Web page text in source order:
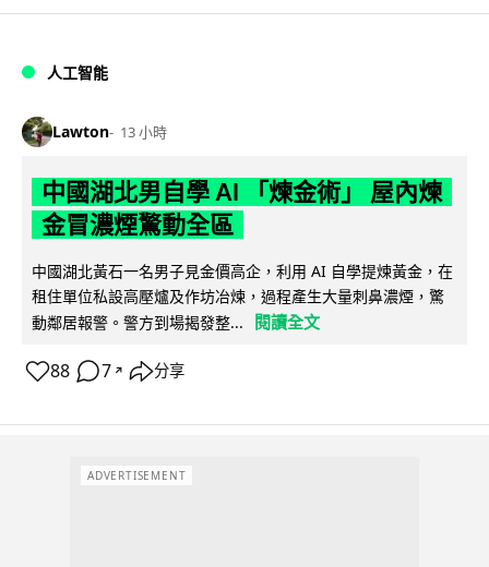
人工智能
Lawton 13 小時
中國湖北男自學 AI 「煉金術」 屋內煉
金冒濃煙驚動全區
中國湖北黃石一名男子見金價高企，利用 AI 自學提煉黃金，在
租住單位私設高壓爐及作坊冶煉，過程產生大量刺鼻濃煙，驚
動鄰居報警。警方到場揭發整...
閱讀全文
88 7 ↗ 分享
ADVERTISEMENT